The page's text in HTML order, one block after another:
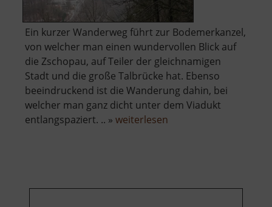
Ein kurzer Wanderweg führt zur Bodemerkanzel,
von welcher man einen wundervollen Blick auf
die Zschopau, auf Teiler der gleichnamigen
Stadt und die große Talbrücke hat. Ebenso
beeindruckend ist die Wanderung dahin, bei
welcher man ganz dicht unter dem Viadukt
entlangspaziert. .. » weiterlesen